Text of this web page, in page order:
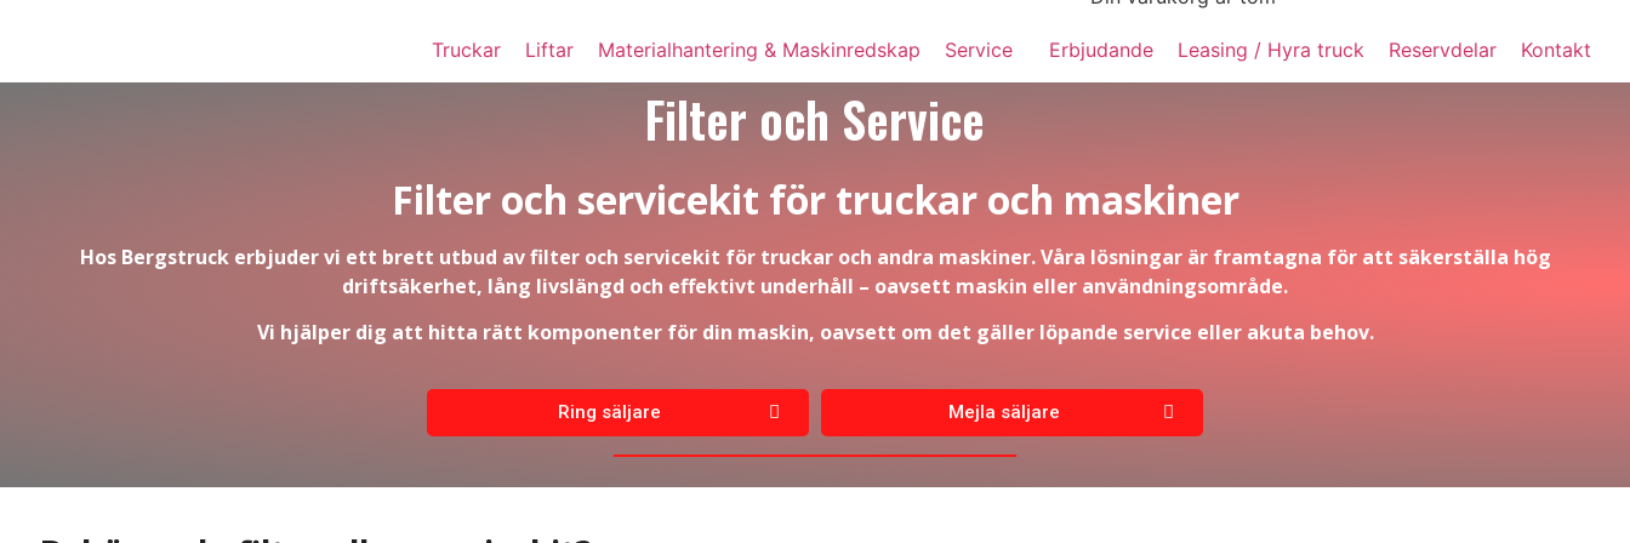
Truckar Liftar Materialhantering & Maskinredskap Service Erbjudande Leasing / Hyra truck Reservdelar Kontakt
Filter och Service
Filter och servicekit för truckar och maskiner
Hos Bergstruck erbjuder vi ett brett utbud av filter och servicekit för truckar och andra maskiner. Våra lösningar är framtagna för att säkerställa hög
driftsäkerhet, lång livslängd och effektivt underhåll – oavsett maskin eller användningsområde.
Vi hjälper dig att hitta rätt komponenter för din maskin, oavsett om det gäller löpande service eller akuta behov.
Ring säljare Mejla säljare